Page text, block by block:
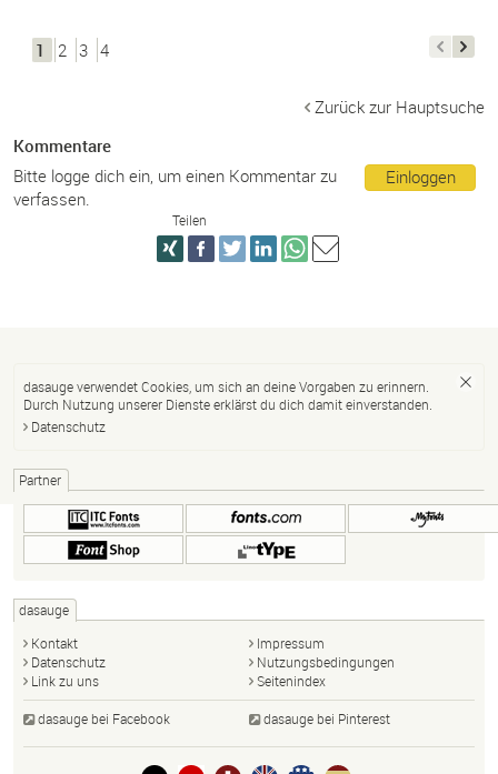
1 2 3 4
Zurück zur Hauptsuche
Kommentare
Einloggen
Bitte logge dich ein, um einen Kommentar zu
verfassen.
Teilen
dasauge verwendet Cookies, um sich an deine Vorgaben zu erinnern.
Durch Nutzung unserer Dienste erklärst du dich damit einverstanden.
Datenschutz
Partner
dasauge
Kontakt
Impressum
Datenschutz
Nutzungsbedingungen
Link zu uns
Seitenindex
dasauge bei Facebook dasauge bei Pinterest